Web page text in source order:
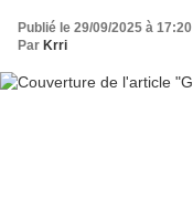
Publié le 29/09/2025 à 17:20
Par Krri